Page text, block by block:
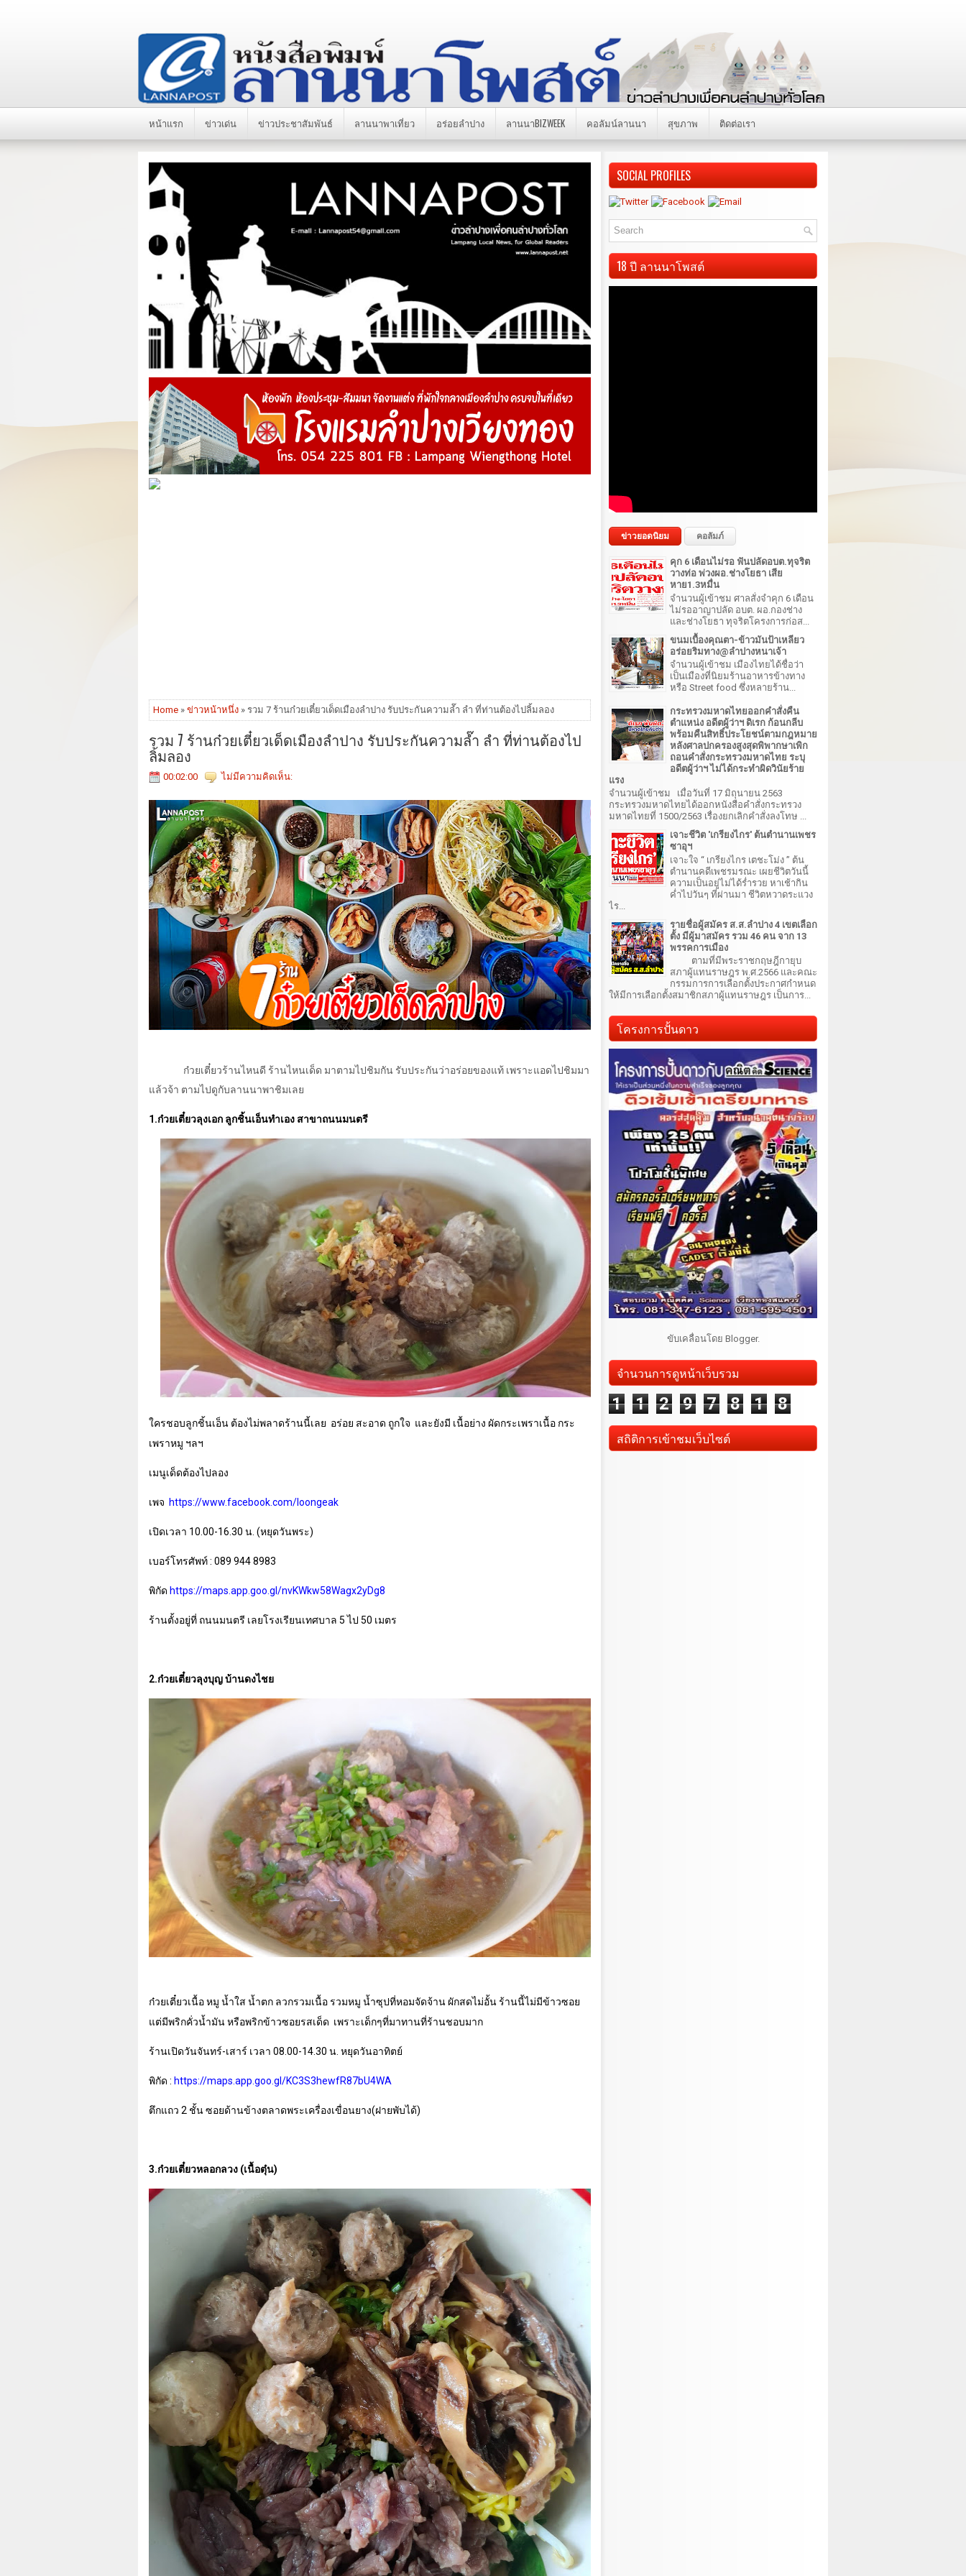
หน้าแรก ข่าวเด่น ข่าวประชาสัมพันธ์ ลานนาพาเที่ยว อร่อยลำปาง ลานนาBIZWEEK คอลัมน์ลานนา สุขภาพ ติดต่อเรา
Home » ข่าวหน้าหนึ่ง » รวม 7 ร้านก๋วยเตี๋ยวเด็ดเมืองลำปาง รับประกันความล๊ำ ลำ ที่ท่านต้องไปลิ้มลอง
รวม 7 ร้านก๋วยเตี๋ยวเด็ดเมืองลำปาง รับประกันความล๊ำ ลำ ที่ท่านต้องไป
ลิ้มลอง
00:02:00 ไม่มีความคิดเห็น:
ก๋วยเตี๋ยวร้านไหนดี ร้านไหนเด็ด มาตามไปชิมกัน รับประกันว่าอร่อยของแท้ เพราะแอดไปชิมมา
แล้วจ้า ตามไปดูกับลานนาพาชิมเลย
1.ก๋วยเตี๋ยวลุงเอก ลูกชิ้นเอ็นทำเอง สาขาถนนมนตรี
ใครชอบลูกชิ้นเอ็น ต้องไม่พลาดร้านนี้เลย อร่อย สะอาด ถูกใจ และยังมี เนื้อย่าง ผัดกระเพราเนื้อ กระ
เพราหมู ฯลฯ
เมนูเด็ดต้องไปลอง
เพจ https://www.facebook.com/loongeak
เปิดเวลา 10.00-16.30 น. (หยุดวันพระ)
เบอร์โทรศัพท์ : 089 944 8983
พิกัด https://maps.app.goo.gl/nvKWkw58Wagx2yDg8
ร้านตั้งอยู่ที่ ถนนมนตรี เลยโรงเรียนเทศบาล 5 ไป 50 เมตร
2.ก๋วยเตี๋ยวลุงบุญ บ้านดงไชย
ก๋วยเตี๋ยวเนื้อ หมู น้ำใส น้ำตก ลวกรวมเนื้อ รวมหมู น้ำซุปที่หอมจัดจ้าน ผักสดไม่อั้น ร้านนี้ไม่มีข้าวซอย
แต่มีพริกคั่วน้ำมัน หรือพริกข้าวซอยรสเด็ด เพราะเด็กๆที่มาทานที่ร้านชอบมาก
ร้านเปิดวันจันทร์-เสาร์ เวลา 08.00-14.30 น. หยุดวันอาทิตย์
พิกัด : https://maps.app.goo.gl/KC3S3hewfR87bU4WA
ตึกแถว 2 ชั้น ซอยด้านข้างตลาดพระเครื่องเขื่อนยาง(ฝายพับได้)
3.ก๋วยเตี๋ยวหลอกลวง (เนื้อตุ๋น)
SOCIAL PROFILES
18 ปี ลานนาโพสต์
ข่าวยอดนิยม คอลัมภ์
คุก 6 เดือนไม่รอ ฟันปลัดอบต.ทุจริต
วางท่อ พ่วงผอ.ช่างโยธา เสีย
หาย1.3หมื่น
จำนวนผู้เข้าชม ศาลสั่งจำคุก 6 เดือน
ไม่รออาญาปลัด อบต. ผอ.กองช่าง
และช่างโยธา ทุจริตโครงการก่อส...
ขนมเบื้องคุณตา-ข้าวมันป้าเหลียว
อร่อยริมทาง@ลำปางหนาเจ้า
จำนวนผู้เข้าชม เมืองไทยได้ชื่อว่า
เป็นเมืองที่นิยมร้านอาหารข้างทาง
หรือ Street food ซึ่งหลายร้าน...
กระทรวงมหาดไทยออกคำสั่งคืน
ตำแหน่ง อดีตผู้ว่าฯ ดิเรก ก้อนกลีบ
พร้อมคืนสิทธิ์ประโยชน์ตามกฎหมาย
หลังศาลปกครองสูงสุดพิพากษาเพิก
ถอนคำสั่งกระทรวงมหาดไทย ระบุ
อดีตผู้ว่าฯ ไม่ได้กระทำผิดวินัยร้าย
แรง
จำนวนผู้เข้าชม เมื่อวันที่ 17 มิถุนายน 2563
กระทรวงมหาดไทยได้ออกหนังสือคำสั่งกระทรวง
มหาดไทยที่ 1500/2563 เรื่องยกเลิกคำสั่งลงโทษ ...
เจาะชีวิต 'เกรียงไกร' ต้นตำนานเพชร
ซาอุฯ
เจาะใจ “ เกรียงไกร เตชะโม่ง ” ต้น
ตำนานคดีเพชรมรณะ เผยชีวิตวันนี้
ความเป็นอยู่ไม่ได้ร่ำรวย หาเช้ากิน
ค่ำไปวันๆ ที่ผ่านมา ชีวิตหวาดระแวง
ไร...
รายชื่อผู้สมัคร ส.ส.ลำปาง 4 เขตเลือก
ตั้ง มีผู้มาสมัคร รวม 46 คน จาก 13
พรรคการเมือง
ตามที่มีพระราชกฤษฎีกายุบ
สภาผู้แทนราษฎร พ.ศ.2566 และคณะ
กรรมการการเลือกตั้งประกาศกำหนด
ให้มีการเลือกตั้งสมาชิกสภาผู้แทนราษฎร เป็นการ...
โครงการปั้นดาว
ขับเคลื่อนโดย Blogger.
จำนวนการดูหน้าเว็บรวม
1 1 2 9 7 8 1 8
สถิติการเข้าชมเว็บไซต์